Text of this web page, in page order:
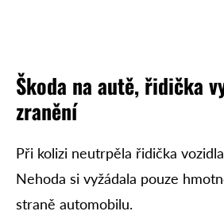
Škoda na autě, řidička
zranění
Při kolizi neutrpěla řidička
Nehoda si vyžádala pouze
straně automobilu.